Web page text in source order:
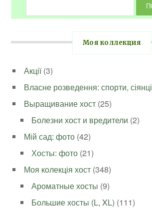
Моя коллекция
Акції(3)
Власне розведення: спорти, сіянці
Выращивание хост (25)
Болезни хост и вредители (2)
Мій сад: фото (42)
Хосты: фото (21)
Моя колекція хост (348)
Ароматные хосты (9)
Большие хосты (L, XL) (111)